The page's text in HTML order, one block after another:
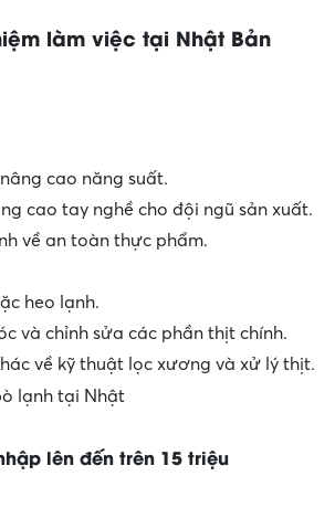
làm việc tại Nhật Bản
cao năng suất.
cao tay nghề cho đội ngũ sản xuất.
về an toàn thực phẩm.
heo lạnh.
và chỉnh sửa các phần thịt chính.
về kỹ thuật lọc xương và xử lý thịt.
lạnh tại Nhật
lên đến trên 15 triệu